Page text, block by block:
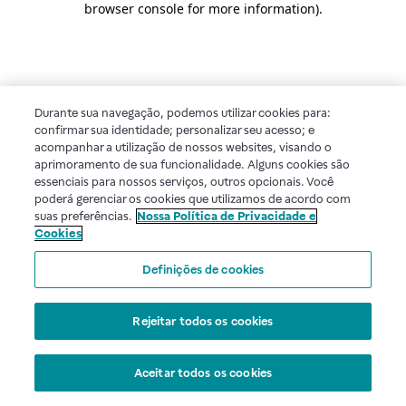
browser console for more information).
Durante sua navegação, podemos utilizar cookies para:
confirmar sua identidade; personalizar seu acesso; e
acompanhar a utilização de nossos websites, visando o
aprimoramento de sua funcionalidade. Alguns cookies são
essenciais para nossos serviços, outros opcionais. Você
poderá gerenciar os cookies que utilizamos de acordo com
suas preferências. Nossa Política de Privacidade e
Cookies
Definições de cookies
Rejeitar todos os cookies
Aceitar todos os cookies